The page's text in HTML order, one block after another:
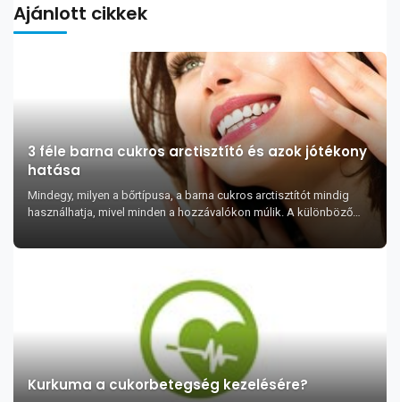
Ajánlott cikkek
3 féle barna cukros arctisztító és azok jótékony
hatása
Mindegy, milyen a bőrtípusa, a barna cukros arctisztítót mindig
használhatja, mivel minden a hozzávalókon múlik. A különböző
Kurkuma a cukorbetegség kezelésére?